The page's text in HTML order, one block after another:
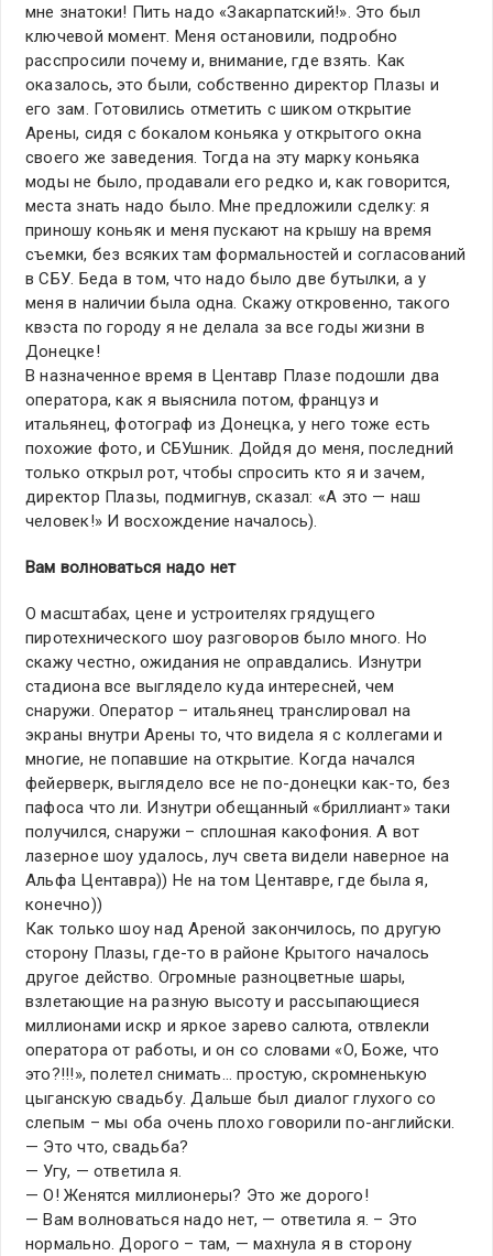
мне знатоки! Пить надо «Закарпатский!». Это был
ключевой момент. Меня остановили, подробно
расспросили почему и, внимание, где взять. Как
оказалось, это были, собственно директор Плазы и
его зам. Готовились отметить с шиком открытие
Арены, сидя с бокалом коньяка у открытого окна
своего же заведения. Тогда на эту марку коньяка
моды не было, продавали его редко и, как говорится,
места знать надо было. Мне предложили сделку: я
приношу коньяк и меня пускают на крышу на время
съемки, без всяких там формальностей и согласований
в СБУ. Беда в том, что надо было две бутылки, а у
меня в наличии была одна. Скажу откровенно, такого
квэста по городу я не делала за все годы жизни в
Донецке!
В назначенное время в Центавр Плазе подошли два
оператора, как я выяснила потом, француз и
итальянец, фотограф из Донецка, у него тоже есть
похожие фото, и СБУшник. Дойдя до меня, последний
только открыл рот, чтобы спросить кто я и зачем,
директор Плазы, подмигнув, сказал: «А это — наш
человек!» И восхождение началось).
Вам волноваться надо нет
О масштабах, цене и устроителях грядущего
пиротехнического шоу разговоров было много. Но
скажу честно, ожидания не оправдались. Изнутри
стадиона все выглядело куда интересней, чем
снаружи. Оператор – итальянец транслировал на
экраны внутри Арены то, что видела я с коллегами и
многие, не попавшие на открытие. Когда начался
фейерверк, выглядело все не по-донецки как-то, без
пафоса что ли. Изнутри обещанный «бриллиант» таки
получился, снаружи – сплошная какофония. А вот
лазерное шоу удалось, луч света видели наверное на
Альфа Центавра)) Не на том Центавре, где была я,
конечно))
Как только шоу над Ареной закончилось, по другую
сторону Плазы, где-то в районе Крытого началось
другое действо. Огромные разноцветные шары,
взлетающие на разную высоту и рассыпающиеся
миллионами искр и яркое зарево салюта, отвлекли
оператора от работы, и он со словами «О, Боже, что
это?!!!», полетел снимать… простую, скромненькую
цыганскую свадьбу. Дальше был диалог глухого со
слепым – мы оба очень плохо говорили по-английски.
— Это что, свадьба?
— Угу, — ответила я.
— О! Женятся миллионеры? Это же дорого!
— Вам волноваться надо нет, — ответила я. – Это
нормально. Дорого – там, — махнула я в сторону